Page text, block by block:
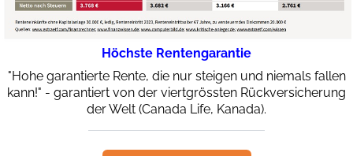
Höchste Rentengarantie
"Hohe garantierte Rente, die nur steigen und niemals fallen
kann!" - garantiert von der viertgrössten Rückversicherung
der Welt (Canada Life, Kanada).